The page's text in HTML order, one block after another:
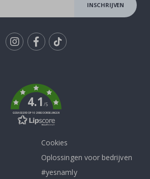
INSCHRIJVEN
4.1/5
GEBASEERD OP 1029 BEOORDELINGEN
Cookies
Oplossingen voor bedrijven
#yesnamly